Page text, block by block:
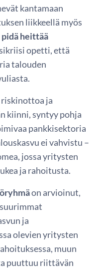
kantamaan
liikkeellä myös
pidä heittää
opetti, että
talouden
ja
kiinni, syntyy pohja
pankkisektoria
ei vahvistu –
jossa yritysten
ja rahoitusta.
on arvioinut,
ja
olevien yritysten
muun
puuttuu riittävän